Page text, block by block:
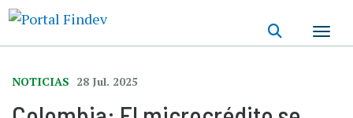
NOTICIAS 28 Jul. 2025